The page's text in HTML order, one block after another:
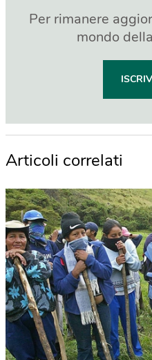
Per rimanere
mondo
Articoli correlati